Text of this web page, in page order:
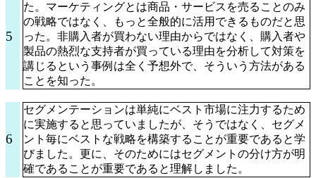
5
た。マーケティングとは商品・サービスを売ることのみ
の戦略ではなく、もっと全般的に活用できるものだと思
った。非購入者が買わない理由からではなく、購入者や
製品の熱烈な支持者が買っている理由を分析して対策を
講じるという事例は全く予想外で、そういう方法がある
ことを知った。
6
セグメンテーションは単純にベスト市場に注力するため
に実施すると思っていましたが、そうではなく、セグメ
ント毎にベストな戦略を構築することが重要であると学
びました。更に、そのためにはセグメントの分け方が明
確であることが重要であると理解しました。